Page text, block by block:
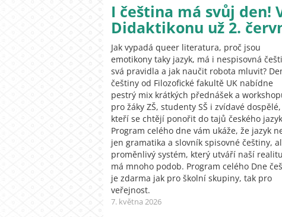
I čeština má svůj den!
Didaktikonu už 2.
Jak vypadá queer literatura, proč jsou
emotikony taky jazyk, má i nespisovná
svá pravidla a jak naučit robota mluvit?
češtiny od Filozofické fakultě UK nabídne
pestrý mix krátkých přednášek a
pro žáky ZŠ, studenty SŠ i zvídavé dospělé,
kteří se chtějí ponořit do tajů českého
Program celého dne vám ukáže, že jazyk
jen gramatika a slovník spisovné češtiny,
proměnlivý systém, který utváří naší
má mnoho podob. Program celého Dne
je zdarma jak pro školní skupiny, tak pro
veřejnost.
7. května 2026